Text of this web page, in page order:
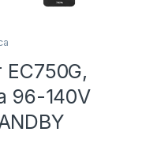
96-140V